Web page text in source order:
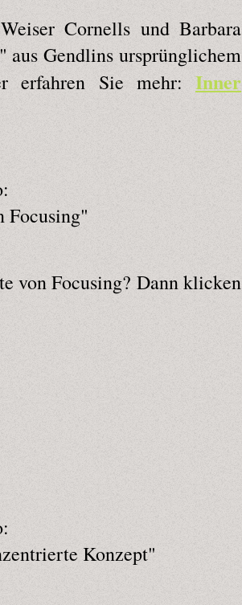
Cornells und Barbara
Gendlins ursprünglichem
erfahren Sie mehr: Inner
Focusing"
von Focusing? Dann klicken
Konzept"